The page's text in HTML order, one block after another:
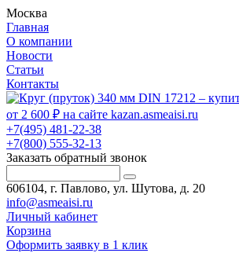
Москва
Главная
О компании
Новости
Статьи
Контакты
+7(495) 481-22-38
+7(800) 555-32-13
Заказать обратный звонок
606104, г. Павлово, ул. Шутова, д. 20
info@asmeaisi.ru
Личный кабинет
Корзина
Оформить заявку в 1 клик